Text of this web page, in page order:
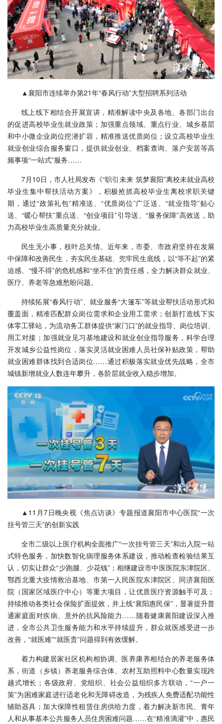
▲襄阳市连续举办第21年“春风行动”大型招聘系列活动
线上线下相结合开展宣讲，精准解读中央及各地、各部门出台
的促进高校毕业生就业政策；加强重点领域、重点行业、城乡基层
和中小微企业岗位挖潜扩容，精准推送优质岗位；设立高校毕业生
就业创业综合服务窗口，提供就业创业、档案查询、落户安居等高
频事项“一站式”服务……
7月10日，市人社局发布《“职引未来 筑梦襄阳”离校未就业高校
毕业生集中帮扶活动方案》，积极抢抓高校毕业生离校求职关键
期，通过“政策礼包”精准送、“优质岗位”广泛送、“就业指导”贴心
送、“暖心帮扶”重点送、“创业项目”引导送、“服务保障”高效送，助
力高校毕业生高质量充分就业。
民生无小事，枝叶总关情。近年来，市委、市政府坚持在发展
中保障和改善民生，夯实民生基础、兜牢民生底线，以“等不起”的紧
迫感、“慢不得”的危机感和“坐不住”的责任感，全力解决群众就业、
医疗、养老等急难愁盼问题。
持续拓展“春风行动”、就业服务“大篷车”等就业帮扶活动形式和
覆盖面，精准匹配群众岗位需求和企业用工需求；创新打造线下实
体零工驿站，为流动务工群体提供“家门口”的就业指导、岗位培训、
用工对接；加强就业见习基地建设和就业创业指导服务，科学合理
开发城乡公益性岗位，落实灵活就业困难人员社保补贴政策，帮助
就业困难群体找到合适岗位……通过积极落实就业优先战略，全市
城镇新增就业人数连年攀升，各阶层就业收入稳步增加。
▲11月7日晚央视《焦点访谈》专题报道襄阳市中心医院“一次
挂号管三天”的创新实践
全市二级以上医疗机构全面推广“一次挂号管三天”和出入院一站
式特色服务，加快数智化病理服务体系建设，推动检查检验结果互
认，切实让群众“少跑腿、少花钱”；相继建设市中医医院东津院区、
鄂西北重大疫情救治基地、市第一人民医院东津院区、同济襄阳医
院（国家区域医疗中心）等重大项目，让优质医疗资源触手可及；
持续推动各类社会保险扩面提效，并上线“襄阳惠民保”，显著提升普
通家庭面对疾病、意外的抗风险能力……随着健康襄阳建设深入推
进，全市公共卫生服务能力和水平持续提升，群众就医感受进一步
改善，“就医难”“就医贵”问题得到有效缓解。
着力构建居家社区机构相协调、医养康养相结合的养老服务体
系，街道（乡镇）养老服务综合体、农村互助照料中心数量实现跨
越式增长；各级政府、党组织、社会公益组织多方联动，“一户一
策”为困难家庭进行适老化和无障碍改造，为残疾人免费适配功能性
辅助器具；加大保障性租赁住房供给力度，着力解决新市民、青年
人和从事基本公共服务人员住房困难问题……在“精准滴灌”中，惠民